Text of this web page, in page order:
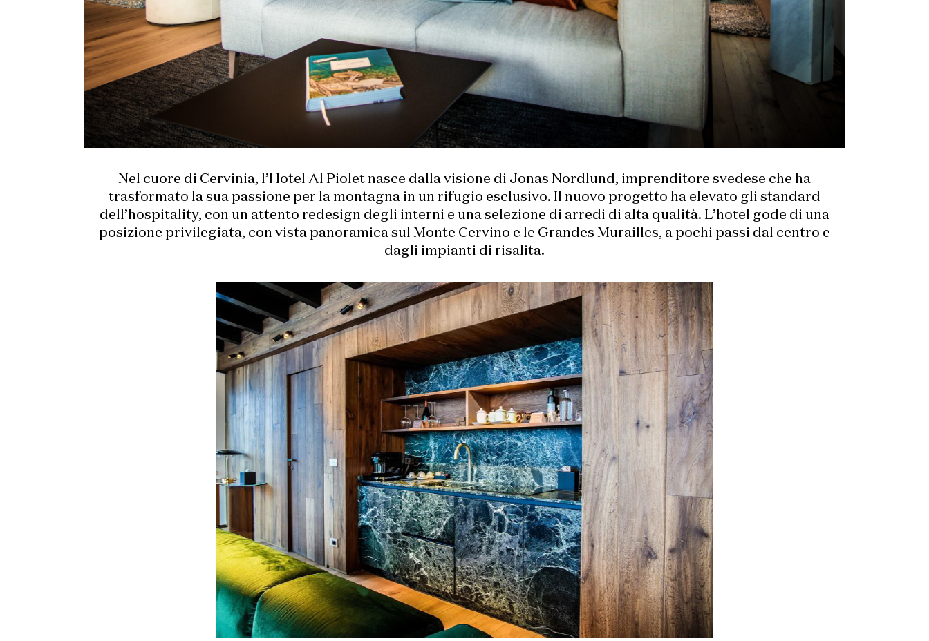
Nel cuore di Cervinia, l’Hotel Al Piolet nasce dalla visione di Jonas Nordlund, imprenditore svedese che ha
trasformato la sua passione per la montagna in un rifugio esclusivo. Il nuovo progetto ha elevato gli standard
dell’hospitality, con un attento redesign degli interni e una selezione di arredi di alta qualità. L’hotel gode di una
posizione privilegiata, con vista panoramica sul Monte Cervino e le Grandes Murailles, a pochi passi dal centro e
dagli impianti di risalita.